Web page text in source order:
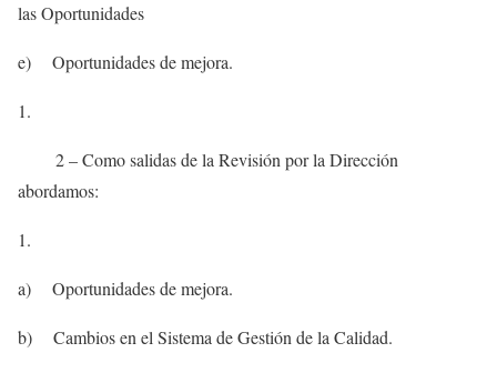
las Oportunidades
e) Oportunidades de mejora.
2 – Como salidas de la Revisión por la Dirección
abordamos:
a) Oportunidades de mejora.
b) Cambios en el Sistema de Gestión de la Calidad.